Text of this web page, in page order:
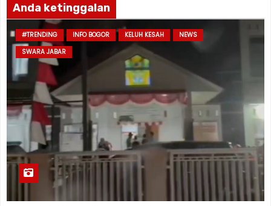
Anda ketinggalan
#TRENDING INFO BOGOR KELUH KESAH
NEWS
SWARA JABAR